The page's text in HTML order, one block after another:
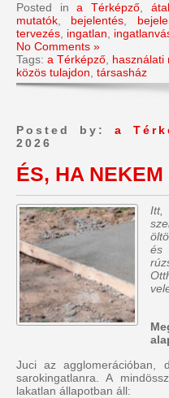
Posted ina Térképző
mutatók
bejelentés
tervezés ingatlan
No Comments »
Tags: a Térképző használati
közös tulajdon társasház
Posted by: a
2026
ÉS, HA
Itt,
Juci az agglomerációban,
sarokingatlanra. A
lakatlan állapotban áll: